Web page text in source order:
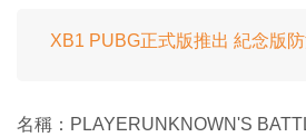
XB1 PUBG正式版推出 紀念版防
名稱：PLAYERUNKNOWN'S